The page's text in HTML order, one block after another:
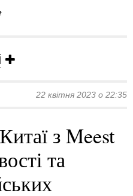
22 квітня 2023 о 22:35
з Meest
та